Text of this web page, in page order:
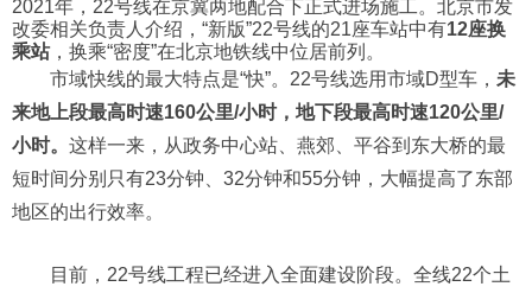
2021年，22号线在京冀两地配合下正式进场施工。北京市发
改委相关负责人介绍，“新版”22号线的21座车站中有12座换
乘站，换乘“密度”在北京地铁线中位居前列。
市域快线的最大特点是“快”。22号线选用市域D型车， 未
来地上段最高时速160公里/小时，地下段最高时速120公里/
小时。 这样一来，从政务中心站、燕郊、平谷到东大桥的最
短时间分别只有23分钟、32分钟和55分钟，大幅提高了东部
地区的出行效率。
目前，22号线工程已经进入全面建设阶段。全线22个土